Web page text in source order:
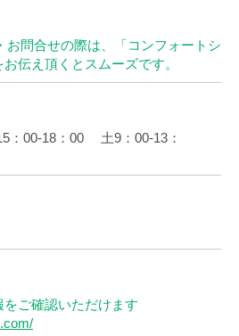
お問合せの際は、「コンフォートシ
伝え頂くとスムーズです。
：00-18：00 土9：00-13：
ご確認いただけます